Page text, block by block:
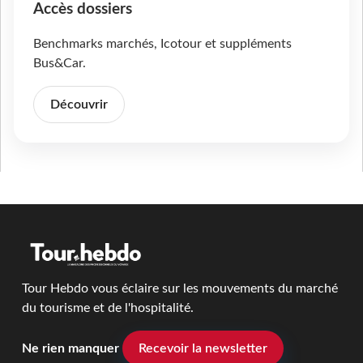
Accès dossiers
Benchmarks marchés, Icotour et suppléments
Bus&Car.
Découvrir
Tour Hebdo vous éclaire sur les mouvements du marché
du tourisme et de l'hospitalité.
Ne rien manquer Recevoir la newsletter